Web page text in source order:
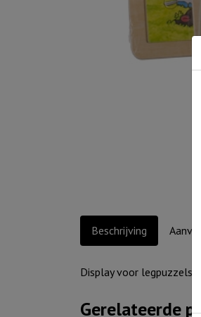
Beschrijving
Display voor
Gerelateerde